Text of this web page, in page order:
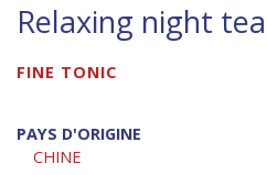
Relaxing night tea
FINE TONIC
PAYS D'ORIGINE
CHINE